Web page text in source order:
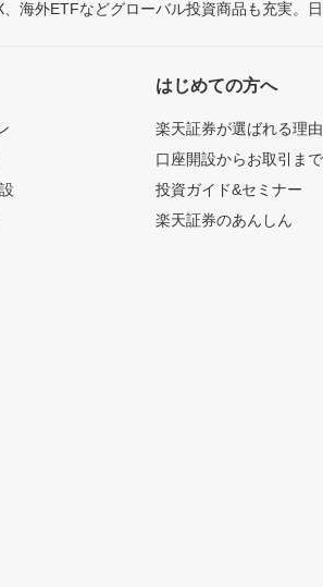
海外ETFなどグローバル投資商品も充実。
はじめての方へ
楽天証券が選ばれる理由
口座開設からお取引ま
投資ガイド&セミナー
楽天証券のあんしん